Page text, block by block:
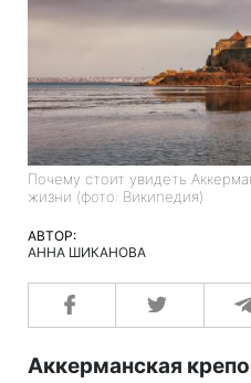
Почему стоит увидеть
жизни (фото: Википедия)
АВТОР:
АННА ШИКАНОВА
Аккерманская